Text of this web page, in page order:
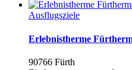
Ausflugsziele
Erlebnistherme
90766 Fürth